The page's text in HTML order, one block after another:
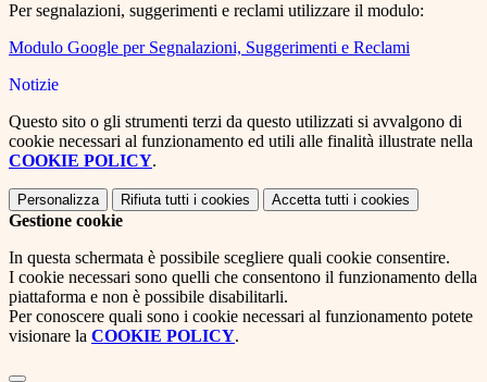
Per segnalazioni, suggerimenti e reclami utilizzare il modulo:
Modulo Google per Segnalazioni, Suggerimenti e Reclami
Notizie
Questo sito o gli strumenti terzi da questo utilizzati si avvalgono di
cookie necessari al funzionamento ed utili alle finalità illustrate nella
COOKIE POLICY.
Personalizza Rifiuta tutti i cookies Accetta tutti i cookies
Gestione cookie
In questa schermata è possibile scegliere quali cookie consentire.
I cookie necessari sono quelli che consentono il funzionamento della
piattaforma e non è possibile disabilitarli.
Per conoscere quali sono i cookie necessari al funzionamento potete
visionare la COOKIE POLICY.